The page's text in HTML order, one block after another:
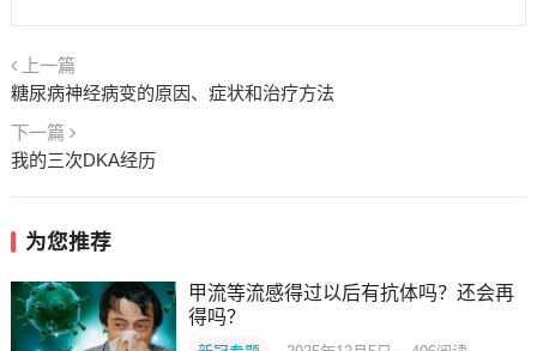
上一篇
糖尿病神经病变的原因、症状和治疗方法
下一篇
我的三次DKA经历
为您推荐
甲流等流感得过以后有抗体吗？还会再
得吗？